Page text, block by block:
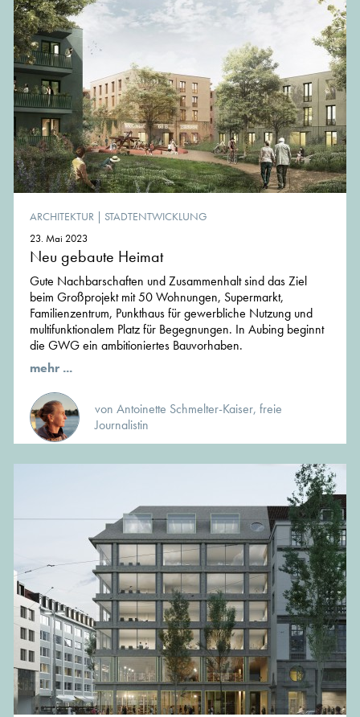
ARCHITEKTUR | STADTENTWICKLUNG
23. Mai 2023
Neu gebaute Heimat
Gute Nachbarschaften und Zusammenhalt sind das Ziel
beim Großprojekt mit 50 Wohnungen, Supermarkt,
Familienzentrum, Punkthaus für gewerbliche Nutzung und
multifunktionalem Platz für Begegnungen. In Aubing beginnt
die GWG ein ambitioniertes Bauvorhaben.
mehr ...
von Antoinette Schmelter-Kaiser, freie
Journalistin